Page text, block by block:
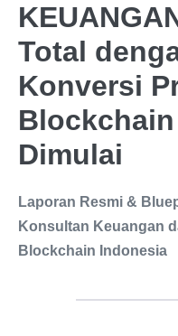
Total
Konversi
Blockchain
Dimulai
Laporan Resmi &
Konsultan Keuangan
Blockchain Indonesia